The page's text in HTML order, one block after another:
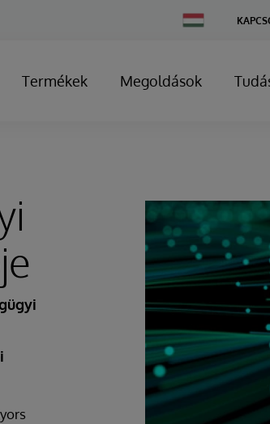
Change
Country
Termékek Megoldások